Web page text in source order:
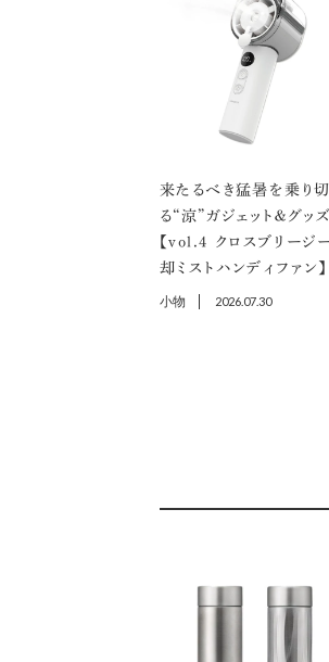
来たるべき猛暑を乗り切
る“涼”ガジェット＆グッ
【vol.４ クロスブリージ
却ミストハンディファン】
小物 2026.07.30